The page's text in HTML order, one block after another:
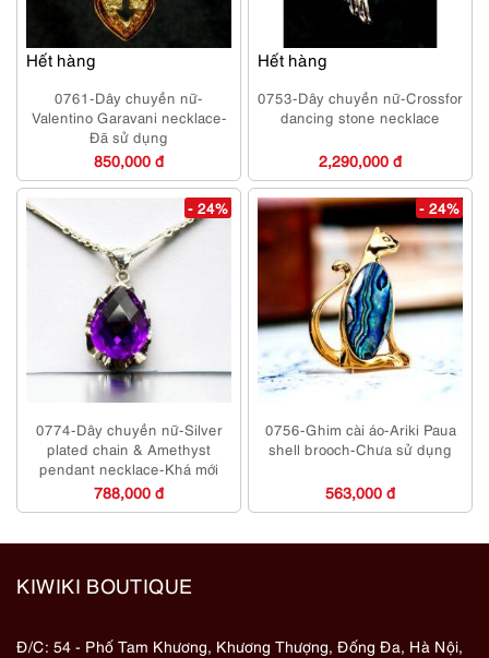
Hết hàng
0761-Dây chuyền nữ-
Valentino Garavani necklace-
Đã sử dụng
850,000 đ
Hết hàng
0753-Dây chuyền nữ-Crossfor
dancing stone necklace
2,290,000 đ
- 24%
0774-Dây chuyền nữ-Silver
plated chain & Amethyst
pendant necklace-Khá mới
788,000 đ
- 24%
0756-Ghim cài áo-Ariki Paua
shell brooch-Chưa sử dụng
563,000 đ
KIWIKI BOUTIQUE
Đ/C: 54 - Phố Tam Khương, Khương Thượng, Đống Đa, Hà Nội,